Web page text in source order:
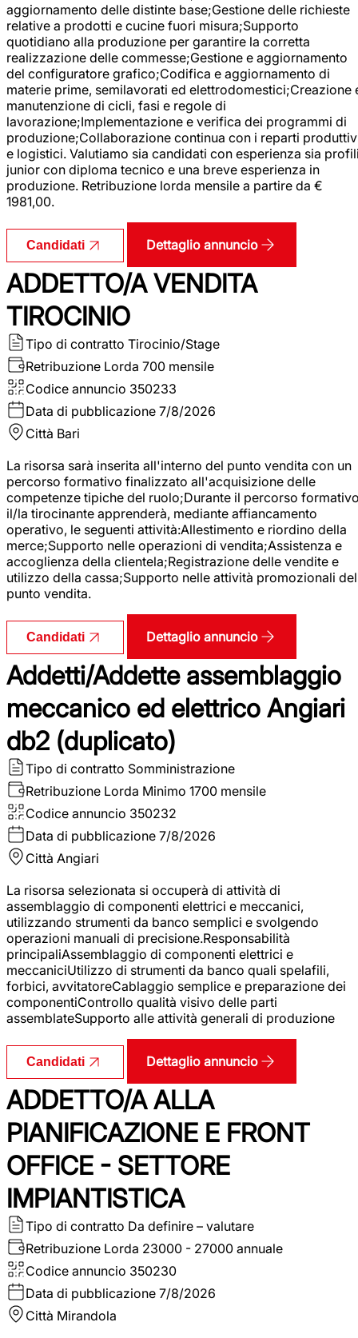
aggiornamento delle distinte base;Gestione delle richieste
relative a prodotti e cucine fuori misura;Supporto
quotidiano alla produzione per garantire la corretta
realizzazione delle commesse;Gestione e aggiornamento
del configuratore grafico;Codifica e aggiornamento di
materie prime, semilavorati ed elettrodomestici;Creazione
manutenzione di cicli, fasi e regole di
lavorazione;Implementazione e verifica dei programmi di
produzione;Collaborazione continua con i reparti
e logistici. Valutiamo sia candidati con esperienza sia
junior con diploma tecnico e una breve esperienza in
produzione. Retribuzione lorda mensile a partire da €
1981,00.
Candidati Dettaglio annuncio
ADDETTO/A VENDITA
TIROCINIO
Tipo di contratto Tirocinio/Stage
Retribuzione Lorda 700 mensile
Codice annuncio 350233
Data di pubblicazione 7/8/2026
Città Bari
La risorsa sarà inserita all'interno del punto vendita con un
percorso formativo finalizzato all'acquisizione delle
competenze tipiche del ruolo;Durante il percorso
il/la tirocinante apprenderà, mediante affiancamento
operativo, le seguenti attività:Allestimento e riordino della
merce;Supporto nelle operazioni di vendita;Assistenza e
accoglienza della clientela;Registrazione delle vendite e
utilizzo della cassa;Supporto nelle attività promozionali del
punto vendita.
Candidati Dettaglio annuncio
Addetti/Addette assemblaggio
meccanico ed elettrico Angiari
db2 (duplicato)
Tipo di contratto Somministrazione
Retribuzione Lorda Minimo 1700 mensile
Codice annuncio 350232
Data di pubblicazione 7/8/2026
Città Angiari
La risorsa selezionata si occuperà di attività di
assemblaggio di componenti elettrici e meccanici,
utilizzando strumenti da banco semplici e svolgendo
operazioni manuali di precisione.Responsabilità
principaliAssemblaggio di componenti elettrici e
meccaniciUtilizzo di strumenti da banco quali spelafili,
forbici, avvitatoreCablaggio semplice e preparazione dei
componentiControllo qualità visivo delle parti
assemblateSupporto alle attività generali di produzione
Candidati Dettaglio annuncio
ADDETTO/A ALLA
PIANIFICAZIONE E FRONT
OFFICE - SETTORE
IMPIANTISTICA
Tipo di contratto Da definire – valutare
Retribuzione Lorda 23000 - 27000 annuale
Codice annuncio 350230
Data di pubblicazione 7/8/2026
Città Mirandola